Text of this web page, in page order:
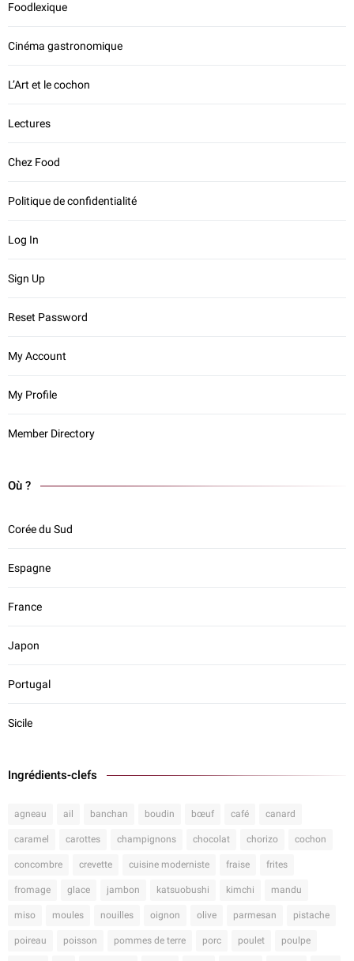
Foodlexique
Cinéma gastronomique
L’Art et le cochon
Lectures
Chez Food
Politique de confidentialité
Log In
Sign Up
Reset Password
My Account
My Profile
Member Directory
Où ?
Corée du Sud
Espagne
France
Japon
Portugal
Sicile
Ingrédients-clefs
agneau ail banchan boudin bœuf café canard
caramel carottes champignons chocolat chorizo cochon
concombre crevette cuisine moderniste fraise frites
fromage glace jambon katsuobushi kimchi mandu
miso moules nouilles oignon olive parmesan pistache
poireau poisson pommes de terre porc poulet poulpe